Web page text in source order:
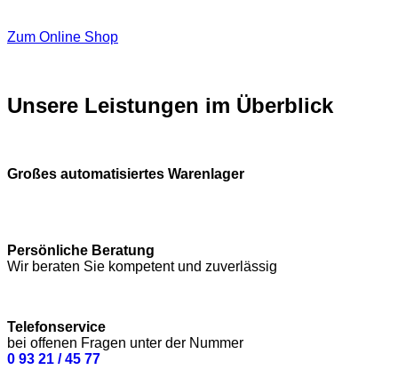
Zum Online Shop
Unsere Leistungen im Überblick
Großes automatisiertes Warenlager
Persönliche Beratung
Wir beraten Sie kompetent und zuverlässig
Telefonservice
bei offenen Fragen unter der Nummer
0 93 21 / 45 77